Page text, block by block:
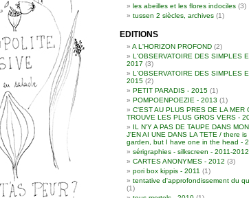
les abeilles et les flores indociles (3)
tussen 2 siècles, archives (1)
EDITIONS
A L'HORIZON PROFOND (2)
L'OBSERVATOIRE DES SIMPLES
2017 (3)
L'OBSERVATOIRE DES SIMPLES
2015 (2)
PETIT PARADIS - 2015 (1)
POMPOENPOEZIE - 2013 (1)
C'EST AU PLUS PRES DE LA MER
TROUVE LES PLUS GROS VERS -
IL N'Y A PAS DE TAUPE DANS
J'EN AI UNE DANS LA TETE / there
garden, but I have one in the head -
sérigraphies - silkscreen - 2011-2012
CARTES ANONYMES - 2012 (3)
pori box kippis - 2011 (1)
tentative d'approfondissement du
(1)